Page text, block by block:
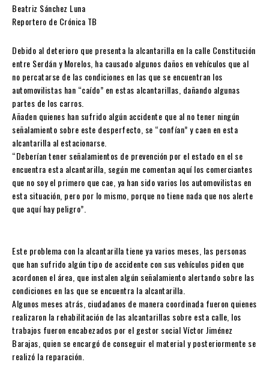
Beatriz Sánchez Luna
Reportero de Crónica TB
Debido al deterioro que presenta la alcantarilla en la calle Constitución
entre Serdán y Morelos, ha causado algunos daños en vehículos que al
no percatarse de las condiciones en las que se encuentran los
automovilistas han “caído” en estas alcantarillas, dañando algunas
partes de los carros.
Añaden quienes han sufrido algún accidente que al no tener ningún
señalamiento sobre este desperfecto, se “confían” y caen en esta
alcantarilla al estacionarse.
“Deberían tener señalamientos de prevención por el estado en el se
encuentra esta alcantarilla, según me comentan aquí los comerciantes
que no soy el primero que cae, ya han sido varios los automovilistas en
esta situación, pero por lo mismo, porque no tiene nada que nos alerte
que aquí hay peligro”.
Este problema con la alcantarilla tiene ya varios meses, las personas
que han sufrido algún tipo de accidente con sus vehículos piden que
acordonen el área, que instalen algún señalamiento alertando sobre las
condiciones en las que se encuentra la alcantarilla.
Algunos meses atrás, ciudadanos de manera coordinada fueron quienes
realizaron la rehabilitación de las alcantarillas sobre esta calle, los
trabajos fueron encabezados por el gestor social Víctor Jiménez
Barajas, quien se encargó de conseguir el material y posteriormente se
realizó la reparación.